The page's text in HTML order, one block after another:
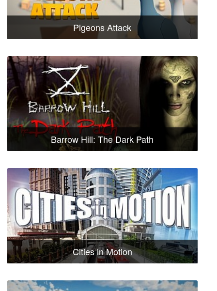
Pigeons Attack
Barrow Hill: The Dark Path
Cities in Motion